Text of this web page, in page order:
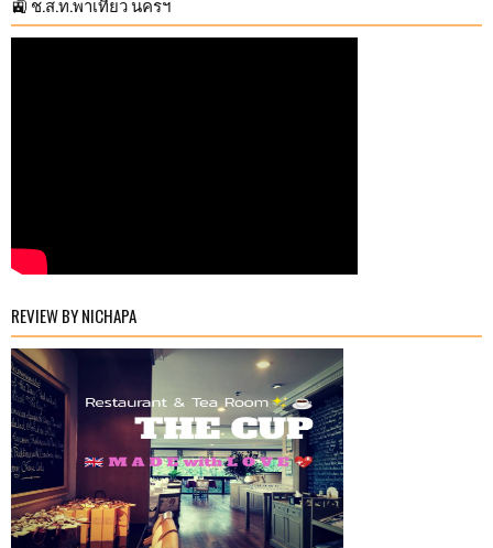
🚉 ช.ส.ท.พาเที่ยว นครฯ
REVIEW BY NICHAPA